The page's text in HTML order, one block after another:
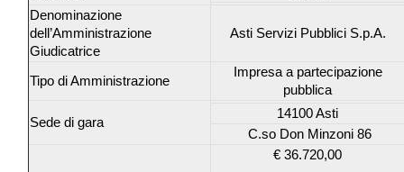
Denominazione
dell’Amministrazione
Giudicatrice
Asti Servizi Pubblici S.p.A.
Tipo di Amministrazione
Impresa a partecipazione
pubblica
Sede di gara
14100 Asti
C.so Don Minzoni 86
€ 36.720,00